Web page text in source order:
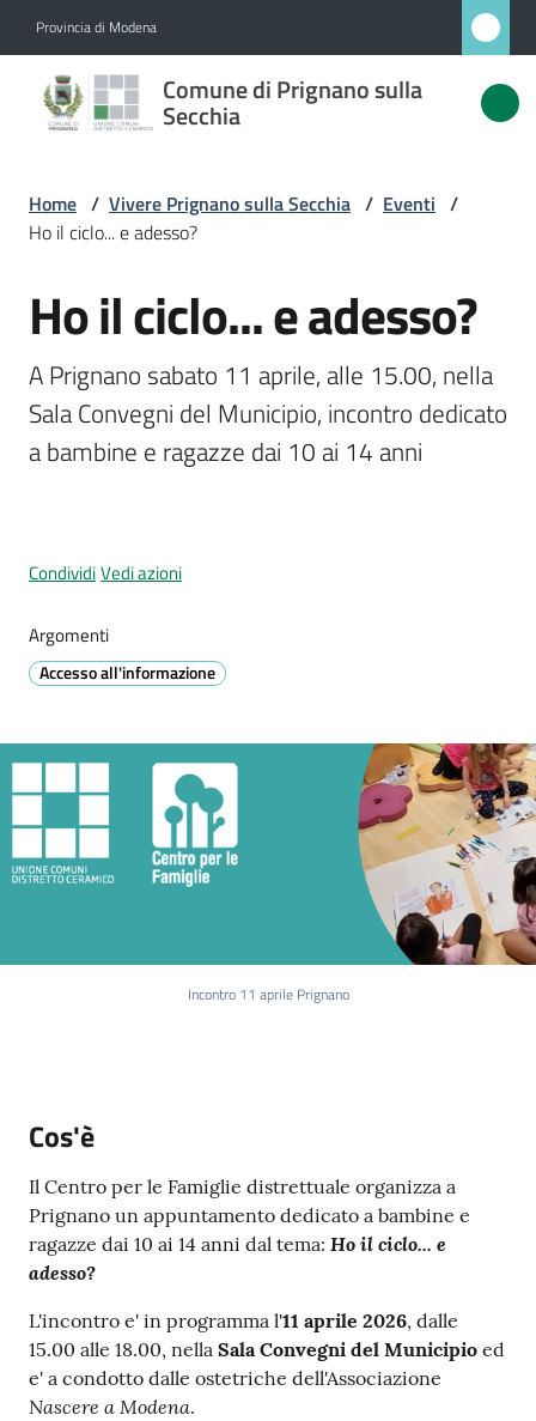
Provincia di Modena
Comune di Prignano sulla
Secchia
Comune
di
sulla
Secchia
Amministrazione
Novità
Servizi
sulla
Menu selezionato
P
r
e
n
o
z
p
u
n
t
a
m
e
n
t
Home / Vivere Prignano sulla Secchia / Eventi /
Ho il ciclo... e adesso?
Salta al contenuto
Ho il ciclo... e adesso?
A Prignano sabato 11 aprile, alle 15.00, nella
Sala Convegni del Municipio, incontro dedicato
a bambine e ragazze dai 10 ai 14 anni
CondividiVedi azioni
Argomenti
Accesso all'informazione
Incontro 11 aprile Prignano
Cos'è
Il Centro per le Famiglie distrettuale organizza a
Prignano un appuntamento dedicato a bambine e
ragazze dai 10 ai 14 anni dal tema: Ho il ciclo... e
adesso?
L'incontro e' in programma l'11 aprile 2026, dalle
15.00 alle 18.00, nella Sala Convegni del Municipio ed
e' a condotto dalle ostetriche dell'Associazione
Nascere a Modena.